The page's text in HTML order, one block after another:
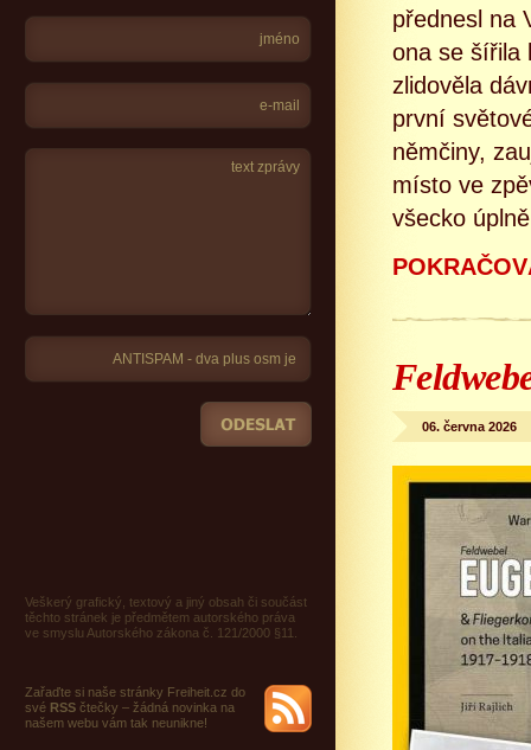
Veškerý grafický, textový a jiný obsah či součást
těchto stránek je předmětem autorského práva
ve smyslu Autorského zákona č. 121/2000 §11.
Zařaďte si naše stránky Freiheit.cz do
své RSS čtečky – žádná novinka na
našem webu vám tak neunikne!
přednesl na
ona se šířila
zlidověla
první
němčiny,
místo ve
všecko
06. června 2026